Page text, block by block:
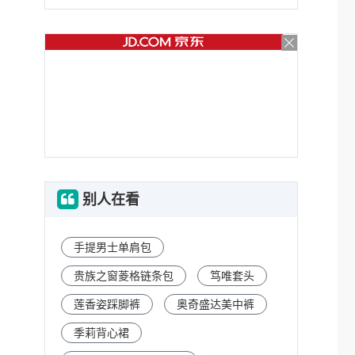
别人在看
手提男士单肩包
贵族之窗菱格链条包 笃唯套头
莲香姿踩脚裤 奥奇盛达美中裤
季莉背心裙